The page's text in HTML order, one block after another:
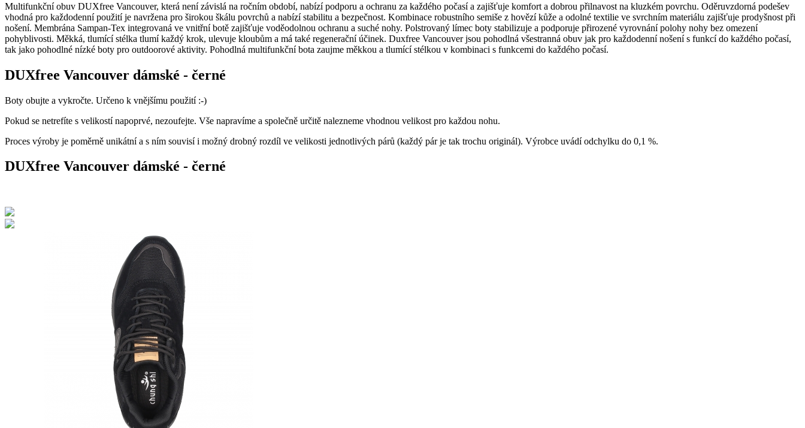
Multifunkční obuv DUXfree Vancouver, která není závislá na ročním období, nabízí podporu a ochranu za každého počasí a zajišťuje komfort a dobrou přilnavost na kluzkém povrchu. Oděruvzdorná podešev
vhodná pro každodenní použití je navržena pro širokou škálu povrchů a nabízí stabilitu a bezpečnost. Kombinace robustního semiše z hovězí kůže a odolné textilie ve svrchním materiálu zajišťuje prodyšnost při
nošení. Membrána Sampan-Tex integrovaná ve vnitřní botě zajišťuje voděodolnou ochranu a suché nohy. Polstrovaný límec boty stabilizuje a podporuje přirozené vyrovnání polohy nohy bez omezení
pohyblivosti. Měkká, tlumící stélka tlumí každý krok, ulevuje kloubům a má také regenerační účinek. Duxfree Vancouver jsou pohodlná všestranná obuv jak pro každodenní nošení s funkcí do každého počasí,
tak jako pohodlné nízké boty pro outdoorové aktivity. Pohodlná multifunkční bota zaujme měkkou a tlumící stélkou v kombinaci s funkcemi do každého počasí.
DUXfree Vancouver dámské - černé
Boty obujte a vykročte. Určeno k vnějšímu použití :-)
Pokud se netrefíte s velikostí napoprvé, nezoufejte. Vše napravíme a společně určitě nalezneme vhodnou velikost pro každou nohu.
Proces výroby je poměrně unikátní a s ním souvisí i možný drobný rozdíl ve velikosti jednotlivých párů (každý pár je tak trochu originál). Výrobce uvádí odchylku do 0,1 %.
DUXfree Vancouver dámské - černé